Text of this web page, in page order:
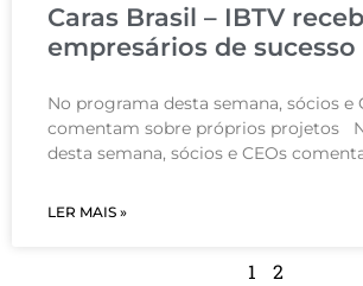
Caras Brasil – IBTV
empresários de sucesso
No programa desta semana, sócios e
comentam sobre próprios projetos
desta semana, sócios e CEOs
LER MAIS »
1 2